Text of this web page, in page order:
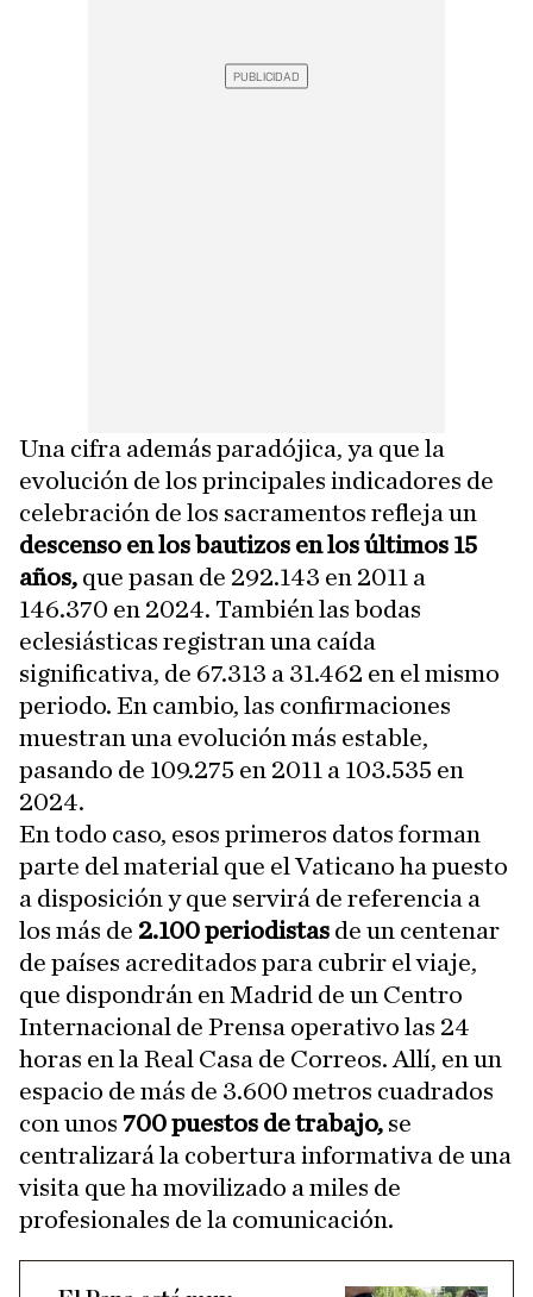
Una cifra además paradójica, ya que la
evolución de los principales indicadores de
celebración de los sacramentos refleja un
descenso en los bautizos en los últimos 15
años, que pasan de 292.143 en 2011 a
146.370 en 2024. También las bodas
eclesiásticas registran una caída
significativa, de 67.313 a 31.462 en el mismo
periodo. En cambio, las confirmaciones
muestran una evolución más estable,
pasando de 109.275 en 2011 a 103.535 en
2024.
En todo caso, esos primeros datos forman
parte del material que el Vaticano ha puesto
a disposición y que servirá de referencia a
los más de 2.100 periodistas de un centenar
de países acreditados para cubrir el viaje,
que dispondrán en Madrid de un Centro
Internacional de Prensa operativo las 24
horas en la Real Casa de Correos. Allí, en un
espacio de más de 3.600 metros cuadrados
con unos 700 puestos de trabajo, se
centralizará la cobertura informativa de una
visita que ha movilizado a miles de
profesionales de la comunicación.